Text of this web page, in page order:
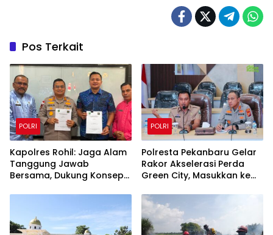
Pos Terkait
POLRI
Kapolres Rohil: Jaga Alam
Tanggung Jawab
Bersama, Dukung Konsep
POLRI
Polresta Pekanbaru Gelar
Rakor Akselerasi Perda
Green City, Masukkan ke